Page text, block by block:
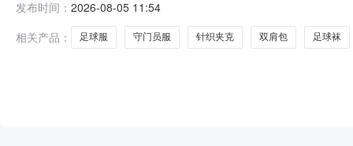
3、联系方式：189718951594、供应商（乙方）：恩施
发布时间： 2026-08-05 11:54
相关产品：
足球服 守门员服 针织夹克 双肩包 足球袜